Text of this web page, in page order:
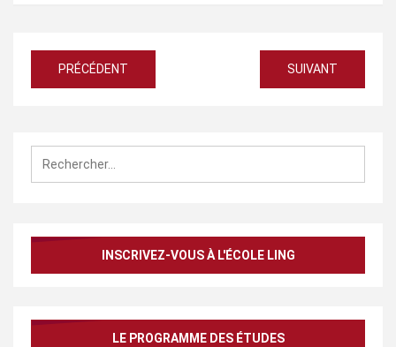
Navigation
PRÉCÉDENT SUIVANT
Rechercher :
INSCRIVEZ-VOUS À L'ÉCOLE LING
LE PROGRAMME DES ÉTUDES